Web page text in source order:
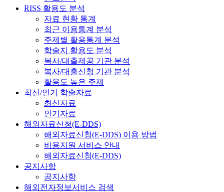
RISS 활용도 분석
자료 현황 통계
최근 이용통계 분석
주제별 활용통계 분석
학술지 활용도 분석
복사/대출제공 기관 분석
복사/대출신청 기관 분석
활용도 높은 주제
최신/인기 학술자료
최신자료
인기자료
해외자료신청(E-DDS)
해외자료신청(E-DDS) 이용 방법
비용지원 서비스 안내
해외자료신청(E-DDS)
공지사항
공지사항
해외전자정보서비스 검색